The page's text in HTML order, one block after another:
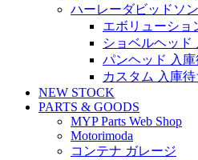
ハーレーダビッドソ
エボリューショ
ショベルヘッド
パンヘッド 入
カスタム 入庫
NEW STOCK
PARTS & GOODS
MYP Parts Web Shop
Motorimoda
コンテナ ガレージ